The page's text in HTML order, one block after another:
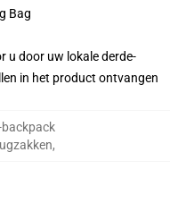
Bag
u door uw lokale derde-
in het product ontvangen
,